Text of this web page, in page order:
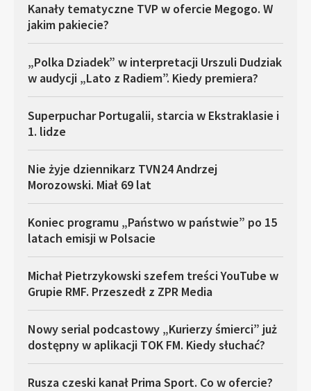
Kanały tematyczne TVP w ofercie Megogo. W
jakim pakiecie?
„Polka Dziadek” w interpretacji Urszuli Dudziak
w audycji „Lato z Radiem”. Kiedy premiera?
Superpuchar Portugalii, starcia w Ekstraklasie i
1. lidze
Nie żyje dziennikarz TVN24 Andrzej
Morozowski. Miał 69 lat
Koniec programu „Państwo w państwie” po 15
latach emisji w Polsacie
Michał Pietrzykowski szefem treści YouTube w
Grupie RMF. Przeszedł z ZPR Media
Nowy serial podcastowy „Kurierzy śmierci” już
dostępny w aplikacji TOK FM. Kiedy słuchać?
Rusza czeski kanał Prima Sport. Co w ofercie?